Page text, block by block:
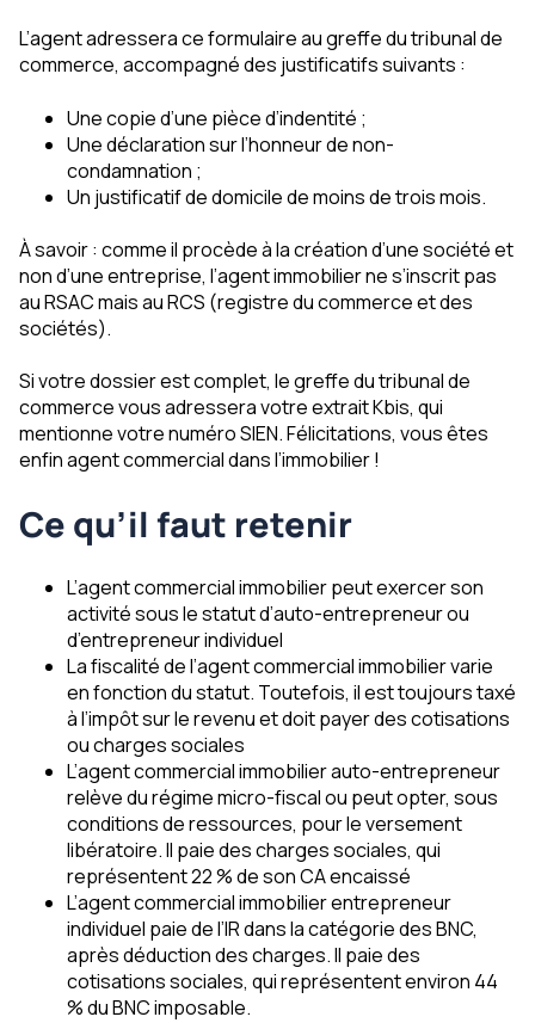
L’agent adressera ce formulaire au greffe du tribunal de
commerce, accompagné des justificatifs suivants :
Une copie d’une pièce d’indentité ;
Une déclaration sur l’honneur de non-
condamnation ;
Un justificatif de domicile de moins de trois mois.
À savoir : comme il procède à la création d’une société et
non d’une entreprise, l’agent immobilier ne s’inscrit pas
au RSAC mais au RCS (registre du commerce et des
sociétés).
Si votre dossier est complet, le greffe du tribunal de
commerce vous adressera votre extrait Kbis, qui
mentionne votre numéro SIEN. Félicitations, vous êtes
enfin agent commercial dans l’immobilier !
Ce qu’il faut retenir
L’agent commercial immobilier peut exercer son
activité sous le statut d’auto-entrepreneur ou
d’entrepreneur individuel
La fiscalité de l’agent commercial immobilier varie
en fonction du statut. Toutefois, il est toujours taxé
à l’impôt sur le revenu et doit payer des cotisations
ou charges sociales
L’agent commercial immobilier auto-entrepreneur
relève du régime micro-fiscal ou peut opter, sous
conditions de ressources, pour le versement
libératoire. Il paie des charges sociales, qui
représentent 22 % de son CA encaissé
L’agent commercial immobilier entrepreneur
individuel paie de l’IR dans la catégorie des BNC,
après déduction des charges. Il paie des
cotisations sociales, qui représentent environ 44
% du BNC imposable.